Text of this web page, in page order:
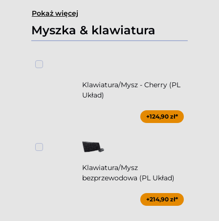
Pokaż więcej
Myszka & klawiatura
Klawiatura/Mysz - Cherry (PL
Układ)
+124,90 zł*
Klawiatura/Mysz
bezprzewodowa (PL Układ)
+214,90 zł*